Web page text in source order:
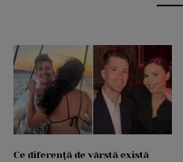
Ce diferență de vârstă există